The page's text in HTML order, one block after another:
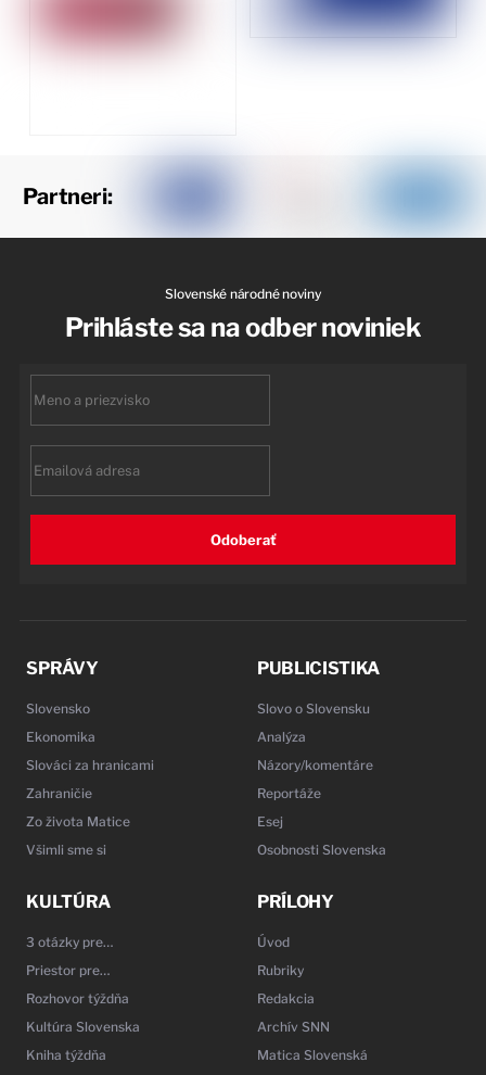
Partneri:
Slovenské národné noviny
Prihláste sa na odber noviniek
Odoberať
SPRÁVY
Slovensko
Ekonomika
Slováci za hranicami
Zahraničie
Zo života Matice
Všimli sme si
PUBLICISTIKA
Slovo o Slovensku
Analýza
Názory/komentáre
Reportáže
Esej
Osobnosti Slovenska
KULTÚRA
3 otázky pre…
Priestor pre…
Rozhovor týždňa
Kultúra Slovenska
Kniha týždňa
PRÍLOHY
Úvod
Rubriky
Redakcia
Archív SNN
Matica Slovenská